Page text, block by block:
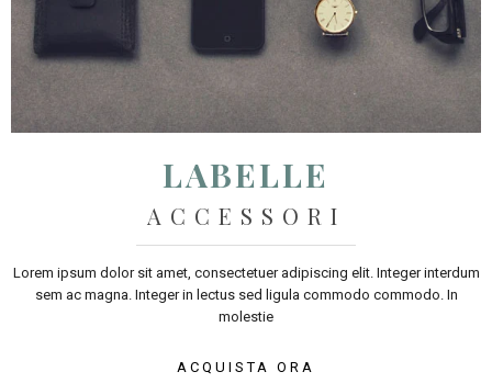
LABELLE
ACCESSORI
Lorem ipsum dolor sit amet, consectetuer adipiscing elit. Integer interdum
sem ac magna. Integer in lectus sed ligula commodo commodo. In
molestie
ACQUISTA ORA